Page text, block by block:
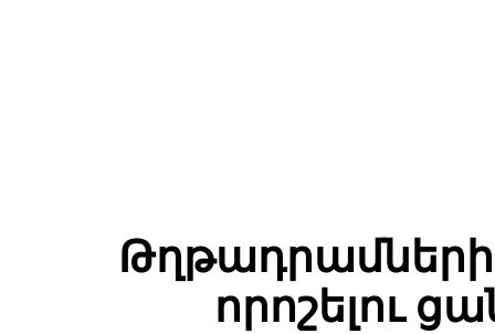
Թղթադրամների
որոշելու